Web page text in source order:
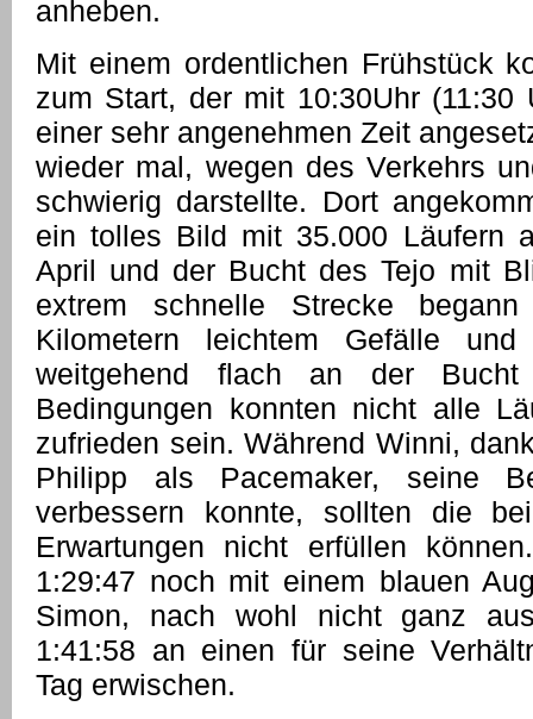
anheben.
Mit einem ordentlichen Frühstück
zum Start, der mit 10:30Uhr (11:30
einer sehr angenehmen Zeit
wieder mal, wegen des Verkehrs
schwierig darstellte. Dort
ein tolles Bild mit 35.000 Läufern
April und der Bucht des Tejo mit
extrem schnelle Strecke
Kilometern leichtem Gefälle
weitgehend flach an der
Bedingungen konnten nicht alle
zufrieden sein. Während Winni,
Philipp als Pacemaker, seine
verbessern konnte, sollten die
Erwartungen nicht erfüllen
1:29:47 noch mit einem blauen
Simon, nach wohl nicht ganz
1:41:58 an einen für seine
Tag erwischen.